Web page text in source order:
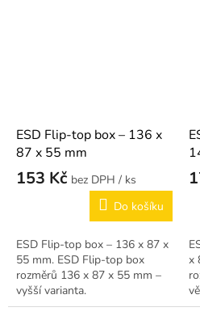
ESD Flip-top box – 136 x
87 x 55 mm
153 Kč
/ ks
Do košíku
ESD Flip-top box – 136 x 87 x
55 mm. ESD Flip-top box
rozměrů 136 x 87 x 55 mm –
vyšší varianta.
x